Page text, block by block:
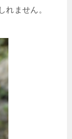
れません。